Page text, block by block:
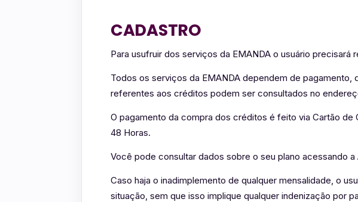
CADASTRO
Para usufruir dos serviços da EMANDA o usuário precisará
Todos os serviços da EMANDA dependem de
referentes aos créditos podem ser consultados no
O pagamento da compra dos créditos é feito via Cartão
48 Horas.
Você pode consultar dados sobre o seu plano acessando a
Caso haja o inadimplemento de qualquer mensalidade, o
situação, sem que isso implique qualquer indenização por